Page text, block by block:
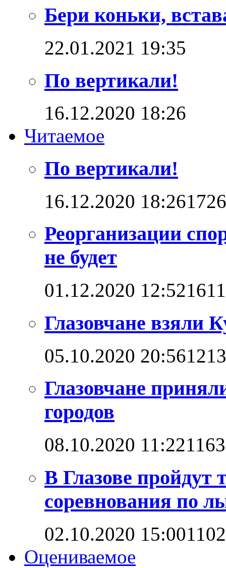
Бери коньки,
22.01.2021 19:35
По вертикали!
16.12.2020 18:26
Читаемое
По вертикали!
16.12.2020 18:26
Реорганизации
не будет
01.12.2020 12:52
Глазовчане взяли
05.10.2020 20:56
Глазовчане
городов
08.10.2020 11:22
В Глазове
соревнования по
02.10.2020 15:00
Оцениваемое